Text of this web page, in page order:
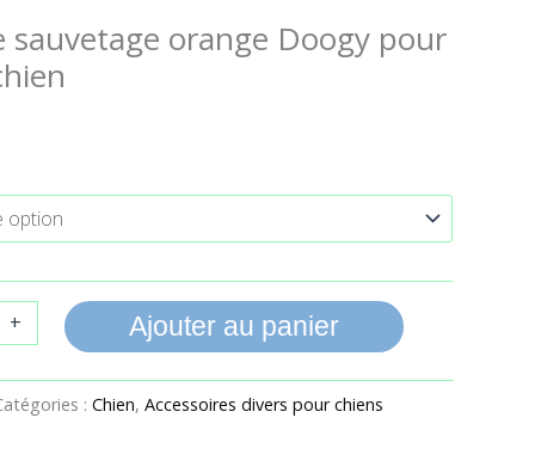
sauvetage orange Doogy pour
+ Ajouter au panier
:Chien,Accessoires divers pour chiens